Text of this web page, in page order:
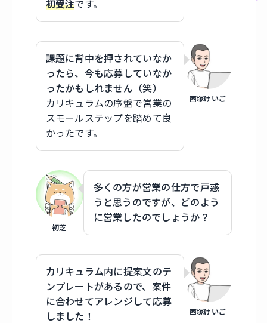
初受注です。
西塚けいご
課題に背中を押されていなか
ったら、今も応募していなか
ったかもしれません（笑）
カリキュラムの序盤で営業の
スモールステップを踏めて良
かったです。
初芝
多くの方が営業の仕方で戸惑
うと思うのですが、どのよう
に営業したのでしょうか？
西塚けいご
カリキュラム内に提案文のテ
ンプレートがあるので、案件
に合わせてアレンジして応募
しました！